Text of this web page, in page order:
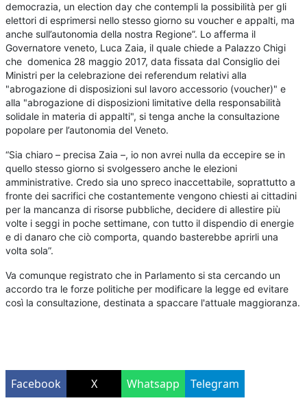
democrazia, un election day che contempli la possibilità per gli
elettori di esprimersi nello stesso giorno su voucher e appalti, ma
anche sull’autonomia della nostra Regione”. Lo afferma il
Governatore veneto, Luca Zaia, il quale chiede a Palazzo Chigi
che domenica 28 maggio 2017, data fissata dal Consiglio dei
Ministri per la celebrazione dei referendum relativi alla
"abrogazione di disposizioni sul lavoro accessorio (voucher)" e
alla "abrogazione di disposizioni limitative della responsabilità
solidale in materia di appalti", si tenga anche la consultazione
popolare per l’autonomia del Veneto.
“Sia chiaro – precisa Zaia –, io non avrei nulla da eccepire se in
quello stesso giorno si svolgessero anche le elezioni
amministrative. Credo sia uno spreco inaccettabile, soprattutto a
fronte dei sacrifici che costantemente vengono chiesti ai cittadini
per la mancanza di risorse pubbliche, decidere di allestire più
volte i seggi in poche settimane, con tutto il dispendio di energie
e di danaro che ciò comporta, quando basterebbe aprirli una
volta sola”.
Va comunque registrato che in Parlamento si sta cercando un
accordo tra le forze politiche per modificare la legge ed evitare
così la consultazione, destinata a spaccare l'attuale maggioranza.
Facebook X Whatsapp Telegram